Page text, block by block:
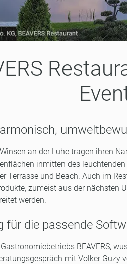
an der Luhe tragen ihren
inmitten des
Terrasse und Beach. Auch im
zumeist aus der nächsten
werden.
für die passende
BEAVERS,
mit Volker Guzy